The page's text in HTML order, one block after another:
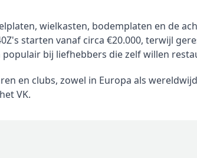
wielkasten, bodemplaten en de
starten vanaf circa €20.000, terwijl
bij liefhebbers die zelf willen
en clubs, zowel in Europa als
VK.